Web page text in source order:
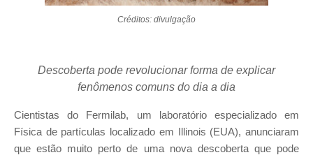
Créditos: divulgação
Descoberta pode revolucionar forma de explicar
fenômenos comuns do dia a dia
Cientistas do Fermilab, um laboratório especializado em
Física de partículas localizado em Illinois (EUA), anunciaram
que estão muito perto de uma nova descoberta que pode